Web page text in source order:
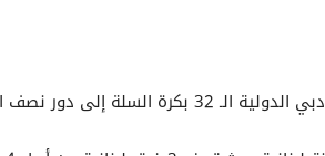
النهائي، والذي يقام اليوم، السبت.